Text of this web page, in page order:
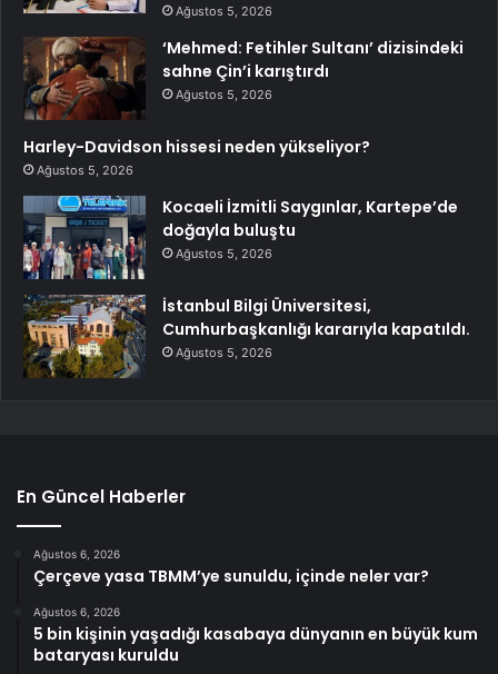
Ağustos 5, 2026
‘Mehmed: Fetihler Sultanı’ dizisindeki
sahne Çin’i karıştırdı
Ağustos 5, 2026
Harley-Davidson hissesi neden yükseliyor?
Ağustos 5, 2026
Kocaeli İzmitli Saygınlar, Kartepe’de
doğayla buluştu
Ağustos 5, 2026
İstanbul Bilgi Üniversitesi,
Cumhurbaşkanlığı kararıyla kapatıldı.
Ağustos 5, 2026
En Güncel Haberler
Ağustos 6, 2026
Çerçeve yasa TBMM’ye sunuldu, içinde neler var?
Ağustos 6, 2026
5 bin kişinin yaşadığı kasabaya dünyanın en büyük kum
bataryası kuruldu